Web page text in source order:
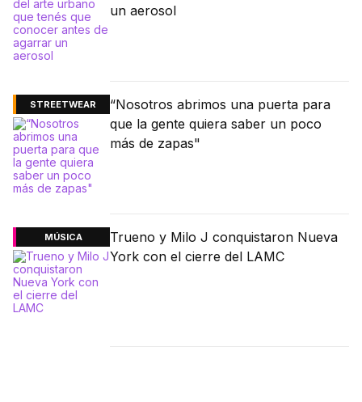
un aerosol
STREETWEAR
“Nosotros abrimos una puerta para
que la gente quiera saber un poco
más de zapas"
MÚSICA
Trueno y Milo J conquistaron Nueva
York con el cierre del LAMC